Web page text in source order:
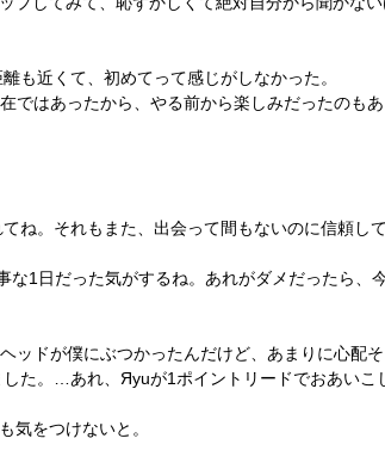
も近くて、初めてって感じがしなかった。
ではあったから、やる前から楽しみだったのも
ね。それもまた、出会って間もないのに信頼し
な1日だった気がするね。あれがダメだったら
ッドが僕にぶつかったんだけど、あまりに心配
た。…あれ、Яyuが1ポイントリードでおあいこ
気をつけないと。